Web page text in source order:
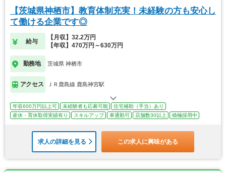
【茨城県神栖市】教育体制充実！未経験の方も安心し
て働ける企業です◎
給与
【月収】32.2万円
【年収】470万円～630万円
勤務地 茨城県 神栖市
アクセス ＪＲ鹿島線 鹿島神宮駅
年収600万円以上可 未経験者も応募可能
住宅補助（手当）あり
産休・育休取得実績有り
スキルアップ 車通勤可 店舗数30以上 積極採用中
求人の詳細を見る この求人に興味がある